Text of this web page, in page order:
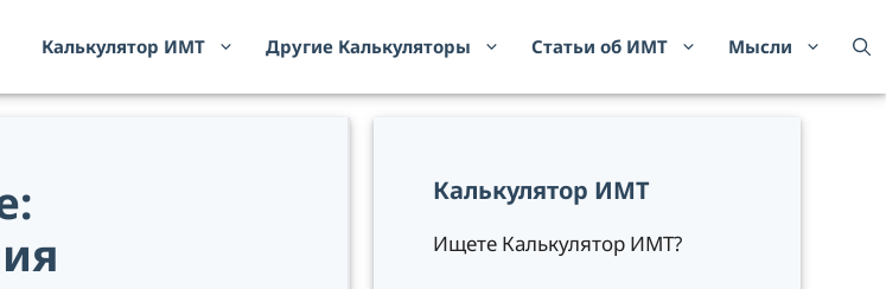
Калькулятор ИМТ Другие Калькуляторы Статьи об ИМТ Мысли
Калькулятор ИМТ
Ищете Калькулятор ИМТ?